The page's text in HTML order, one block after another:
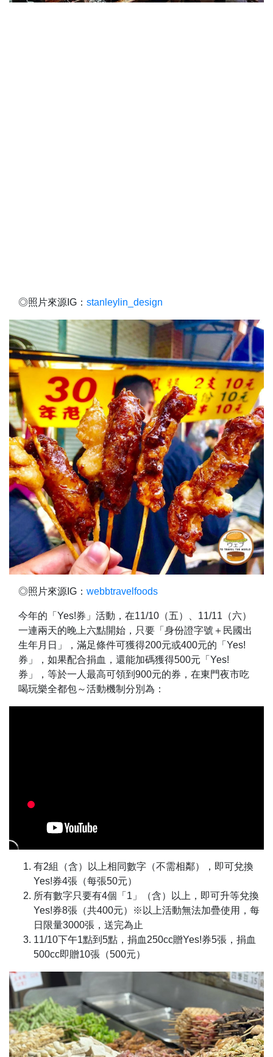
◎照片來源IG： stanleylin_design
◎照片來源IG： webbtravelfoods
今年的「Yes!券」活動，在11/10（五）、11/11（六）
一連兩天的晚上六點開始，只要「身份證字號＋民國出
生年月日」，滿足條件可獲得200元或400元的「Yes!
券」，如果配合捐血，還能加碼獲得500元「Yes!
券」，等於一人最高可領到900元的券，在東門夜市吃
喝玩樂全都包～活動機制分別為：
有2組（含）以上相同數字（不需相鄰），即可兌換
Yes!券4張（每張50元）
所有數字只要有4個「1」（含）以上，即可升等兌換
Yes!券8張（共400元）※以上活動無法加疊使用，每
日限量3000張，送完為止
11/10下午1點到5點，捐血250cc贈Yes!券5張，捐血
500cc即贈10張（500元）